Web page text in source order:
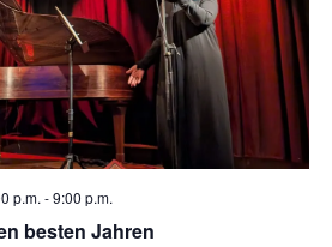
o
n
besten Jahren
p.m. -9:00 p.m.